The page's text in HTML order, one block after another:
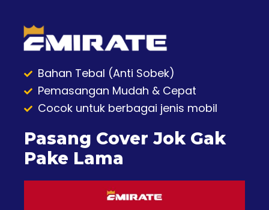
Bahan Tebal (Anti Sobek)
Pemasangan Mudah & Cepat
Cocok untuk berbagai jenis mobil
Pasang Cover Jok Gak
Pake Lama